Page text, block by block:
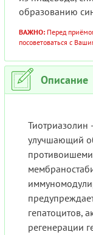
образованию
ВАЖНО: Перед
посоветоваться с
Описание
Тиотриазолин
улучшающий
гепатоцитов,
регенерации